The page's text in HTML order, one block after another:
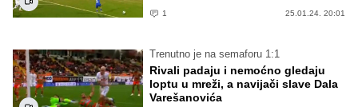
1 25.01.24. 20:01
Trenutno je na semaforu 1:1
Rivali padaju i nemoćno gledaju
loptu u mreži, a navijači slave Dala
Varešanovića